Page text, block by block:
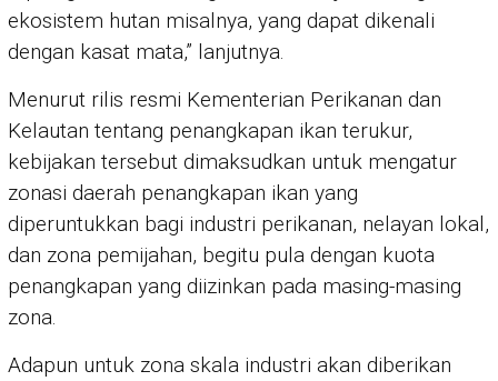
ekosistem hutan misalnya, yang dapat dikenali
dengan kasat mata,” lanjutnya.
Menurut rilis resmi Kementerian Perikanan dan
Kelautan tentang penangkapan ikan terukur,
kebijakan tersebut dimaksudkan untuk mengatur
zonasi daerah penangkapan ikan yang
diperuntukkan bagi industri perikanan, nelayan lokal,
dan zona pemijahan, begitu pula dengan kuota
penangkapan yang diizinkan pada masing-masing
zona.
Adapun untuk zona skala industri akan diberikan